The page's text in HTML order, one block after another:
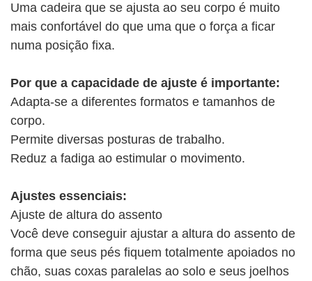
Uma cadeira que se ajusta ao seu corpo é muito
mais confortável do que uma que o força a ficar
numa posição fixa.
Por que a capacidade de ajuste é importante:
Adapta-se a diferentes formatos e tamanhos de
corpo.
Permite diversas posturas de trabalho.
Reduz a fadiga ao estimular o movimento.
Ajustes essenciais:
Ajuste de altura do assento
Você deve conseguir ajustar a altura do assento de
forma que seus pés fiquem totalmente apoiados no
chão, suas coxas paralelas ao solo e seus joelhos